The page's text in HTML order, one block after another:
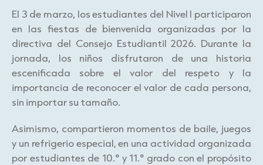
El 3 de marzo, los estudiantes del Nivel I participaron
en las fiestas de bienvenida organizadas por la
directiva del Consejo Estudiantil 2026. Durante la
jornada, los niños disfrutaron de una historia
escenificada sobre el valor del respeto y la
importancia de reconocer el valor de cada persona,
sin importar su tamaño.
Asimismo, compartieron momentos de baile, juegos
y un refrigerio especial, en una actividad organizada
por estudiantes de 10.° y 11.° grado con el propósito